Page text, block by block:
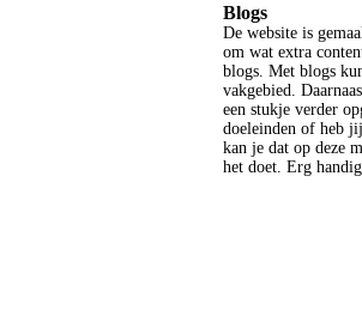
Blogs
De website is
om wat extra
blogs. Met blogs
vakgebied.
een stukje verder
doeleinden of heb
kan je dat op deze
het doet. Erg